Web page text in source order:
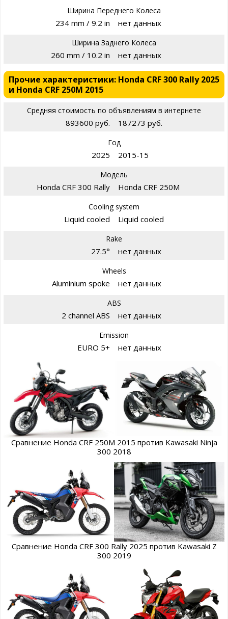
Ширина Переднего Колеса
234 mm / 9.2 in нет данных
Ширина Заднего Колеса
260 mm / 10.2 in нет данных
Прочие характеристики: Honda CRF 300 Rally 2025
и Honda CRF 250M 2015
Средняя стоимость по объявлениям в интернете
893600 руб. 187273 руб.
Год
2025 2015-15
Модель
Honda CRF 300 Rally Honda CRF 250M
Cooling system
Liquid cooled Liquid cooled
Rake
27.5° нет данных
Wheels
Aluminium spoke нет данных
ABS
2 channel ABS нет данных
Emission
EURO 5+ нет данных
Сравнение Honda CRF 250M 2015 против Kawasaki Ninja
300 2018
Сравнение Honda CRF 300 Rally 2025 против Kawasaki Z
300 2019